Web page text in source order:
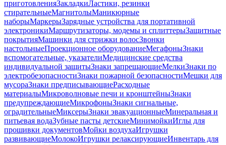
приготовленияЗакладкиЛастики, резинки
стирательныеМагнитолыМаникюрные
наборыМаркерыЗарядные устройства для портативной
электроникиМаршрутизаторы, модемы и сплиттерыЗащитные
покрытияМашинки для стрижки волосЗвонки
настольныеПроекционное оборудованиеМегафоныЗнаки
вспомогательные, указателиМедицинские средства
индивидуальной защитыЗнаки запрещающиеМелкиЗнаки по
электробезопасностиЗнаки пожарной безопасностиМешки для
мусораЗнаки предписывающиеРасходные
материалыМикроволновые печи и кронштейныЗнаки
предупреждающиеМикрофоныЗнаки сигнальные,
оградительныеМиксерыЗнаки эвакуационныеМинеральная и
питьевая водаЗубные пасты детскиеМинимойкиИглы для
прошивки документовМойки воздухаИгрушки
развивающиеМолокоИгрушки релаксирующиеИнвентарь для